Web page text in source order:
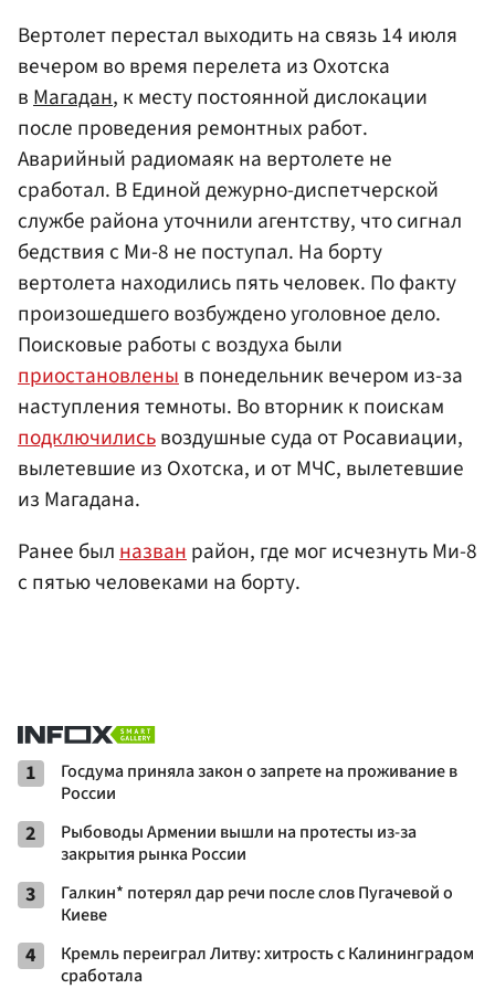
Вертолет перестал выходить на связь 14 июля
вечером во время перелета из Охотска
в Магадан, к месту постоянной дислокации
после проведения ремонтных работ.
Аварийный радиомаяк на вертолете не
сработал. В Единой дежурно-диспетчерской
службе района уточнили агентству, что сигнал
бедствия с Ми-8 не поступал. На борту
вертолета находились пять человек. По факту
произошедшего возбуждено уголовное дело.
Поисковые работы с воздуха были
приостановлены в понедельник вечером из-за
наступления темноты. Во вторник к поискам
подключилисьвоздушные суда от Росавиации,
вылетевшие из Охотска, и от МЧС, вылетевшие
из Магадана.
Ранее былназванрайон, где мог исчезнуть Ми-8
с пятью человеками на борту.
1
Госдума приняла закон о запрете на проживание в
России
2
Рыбоводы Армении вышли на протесты из-за
закрытия рынка России
3
Галкин* потерял дар речи после слов Пугачевой о
Киеве
4
Кремль переиграл Литву: хитрость с Калининградом
сработала